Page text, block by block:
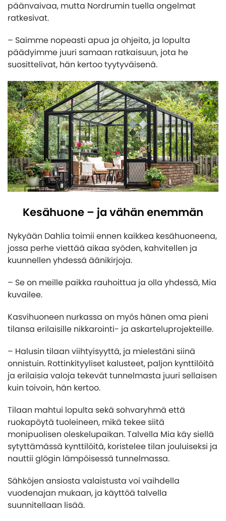
päänvaivaa, mutta Nordrumin tuella ongelmat
ratkesivat.
– Saimme nopeasti apua ja ohjeita, ja lopulta
päädyimme juuri samaan ratkaisuun, jota he
suosittelivat, hän kertoo tyytyväisenä.
Kesähuone – ja vähän enemmän
Nykyään Dahlia toimii ennen kaikkea kesähuoneena,
jossa perhe viettää aikaa syöden, kahvitellen ja
kuunnellen yhdessä äänikirjoja.
– Se on meille paikka rauhoittua ja olla yhdessä, Mia
kuvailee.
Kasvihuoneen nurkassa on myös hänen oma pieni
tilansa erilaisille nikkarointi- ja askarteluprojekteille.
– Halusin tilaan viihtyisyyttä, ja mielestäni siinä
onnistuin. Rottinkityyliset kalusteet, paljon kynttilöitä
ja erilaisia valoja tekevät tunnelmasta juuri sellaisen
kuin toivoin, hän kertoo.
Tilaan mahtui lopulta sekä sohvaryhmä että
ruokapöytä tuoleineen, mikä tekee siitä
monipuolisen oleskelupaikan. Talvella Mia käy siellä
sytyttämässä kynttilöitä, koristelee tilan jouluiseksi ja
nauttii glögin lämpöisessä tunnelmassa.
Sähköjen ansiosta valaistusta voi vaihdella
vuodenajan mukaan, ja käyttöä talvella
suunnitellaan lisää.